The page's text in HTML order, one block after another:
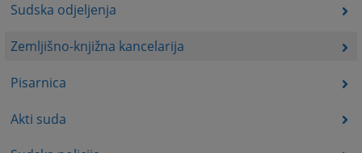
Sudska odjeljenja
Zemljišno-knjižna kancelarija
Pisarnica
Akti suda